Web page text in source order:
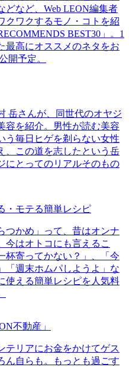
どなど、Web LEON編集者
クワクするモノ・コトを紹
BEST30」。1
最高にオススメのネタをお
開予定。
岳さんが、同世代のオヤジ
容を紹介。男性が読む美容
う毎日ヒゲを剃らない女性
、この道を志したという岳
にとってのリアルそのもの
・モテる簡単レシピ
つかめ」って、昔はオンナ
今はオトコにも言えるこ
杯寄ってかない？」、「今
「週末ホムパしようよ」な
使える簡単レシピを人気料
不動産」
テリアにお金をかけてゲス
ん自らも。もっとも過ごす